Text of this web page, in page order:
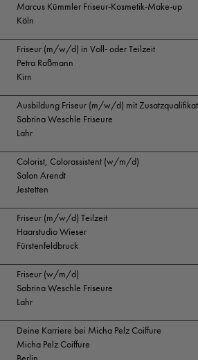
Marcus Kümmler Friseur-Kosmetik-Make-up
Köln
Friseur (m/w/d) in Voll- oder Teilzeit
Petra Roßmann
Kirn
Ausbildung Friseur (m/w/d) mit
Sabrina Weschle Friseure
Lahr
Colorist, Colorassistent (w/m/d)
Salon Arendt
Jestetten
Friseur (m/w/d) Teilzeit
Haarstudio Wieser
Fürstenfeldbruck
Friseur (w/m/d)
Sabrina Weschle Friseure
Lahr
Deine Karriere bei Micha Pelz Coiffure
Micha Pelz Coiffure